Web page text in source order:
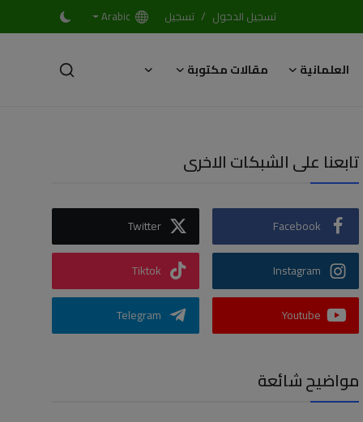
تسجيل الدخول / تسجيل Arabic
العلمانية
مقالات مكتوبة
تابعنا على الشبكات الاخرى
Facebook
Twitter
Instagram
Tiktok
Youtube
Telegram
مواضيح شائعة